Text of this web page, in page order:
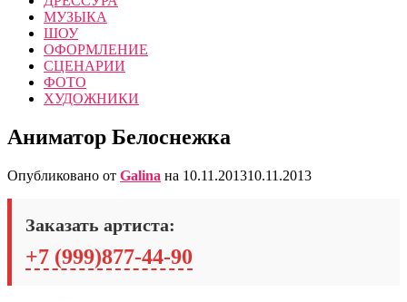
МУЗЫКА
ШОУ
ОФОРМЛЕНИЕ
СЦЕНАРИИ
ФОТО
ХУДОЖНИКИ
Аниматор Белоснежка
Опубликовано от Galina на 10.11.201310.11.2013
Заказать артиста:
+7 (999)877-44-90